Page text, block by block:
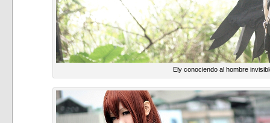
Ely conociendo al hombre